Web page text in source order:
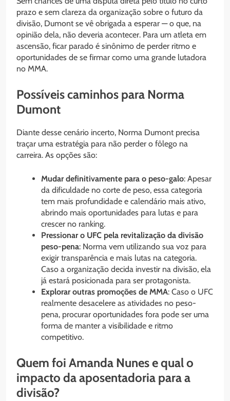
prazo e sem clareza da organização sobre o futuro da
divisão, Dumont se vê obrigada a esperar — o que, na
opinião dela, não deveria acontecer. Para um atleta em
ascensão, ficar parado é sinônimo de perder ritmo e
oportunidades de se firmar como uma grande lutadora
no MMA.
Possíveis caminhos para Norma
Dumont
Diante desse cenário incerto, Norma Dumont precisa
traçar uma estratégia para não perder o fôlego na
carreira. As opções são:
Mudar definitivamente para o peso-galo: Apesar
da dificuldade no corte de peso, essa categoria
tem mais profundidade e calendário mais ativo,
abrindo mais oportunidades para lutas e para
crescer no ranking.
Pressionar o UFC pela revitalização da divisão
peso-pena: Norma vem utilizando sua voz para
exigir transparência e mais lutas na categoria.
Caso a organização decida investir na divisão, ela
já estará posicionada para ser protagonista.
Explorar outras promoções de MMA: Caso o UFC
realmente desacelere as atividades no peso-
pena, procurar oportunidades fora pode ser uma
forma de manter a visibilidade e ritmo
competitivo.
Quem foi Amanda Nunes e qual o
impacto da aposentadoria para a
divisão?